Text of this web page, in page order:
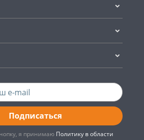
Подписаться
я принимаю Политику в области